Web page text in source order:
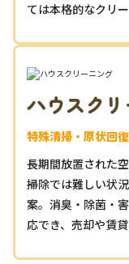
ては本格的なクリ
ハウスク
特殊清掃・原状回
長期間放置された
掃除では難しい状
案。消臭・除菌・
応でき、売却や賃